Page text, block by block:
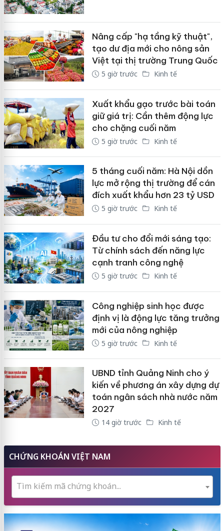
Nâng cấp "hạ tầng kỹ thuật",
tạo dư địa mới cho nông sản
Việt tại thị trường Trung Quốc
5 giờ trước Kinh tế
Xuất khẩu gạo trước bài toán
giữ giá trị: Cần thêm động lực
cho chặng cuối năm
5 giờ trước Kinh tế
5 tháng cuối năm: Hà Nội dồn
lực mở rộng thị trường để cán
đích xuất khẩu hơn 23 tỷ USD
5 giờ trước Kinh tế
Đầu tư cho đổi mới sáng tạo:
Từ chính sách đến năng lực
cạnh tranh công nghệ
5 giờ trước Kinh tế
Công nghiệp sinh học được
định vị là động lực tăng trưởng
mới của nông nghiệp
5 giờ trước Kinh tế
UBND tỉnh Quảng Ninh cho ý
kiến về phương án xây dựng dự
toán ngân sách nhà nước năm
2027
14 giờ trước Kinh tế
CHỨNG KHOÁN VIỆT NAM
Tìm kiếm mã chứng khoán...